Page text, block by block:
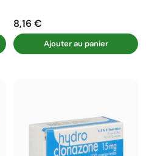
Prix
8,16 €
Ajouter au panier